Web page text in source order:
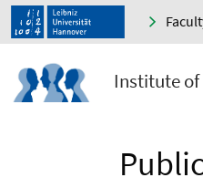
Institute of